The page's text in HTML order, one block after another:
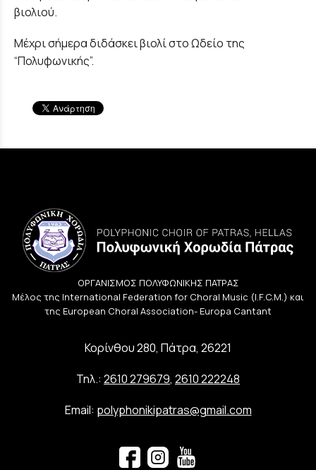
βιολιού.
Μέχρι σήμερα διδάσκει βιολί στο Ωδείο της
“Πολυφωνικής”.
ΟΡΓΑΝΙΣΜΟΣ ΠΟΛΥΦΩΝΙΚΗΣ ΠΑΤΡΑΣ
Μέλος της International Federation for Choral Music (I.F.C.M.) και
της European Choral Association- Europa Cantant
Κορίνθου 280, Πάτρα, 26221
Τηλ.: 2610 279679, 2610 222248
Email: polyphonikipatras@gmail.com